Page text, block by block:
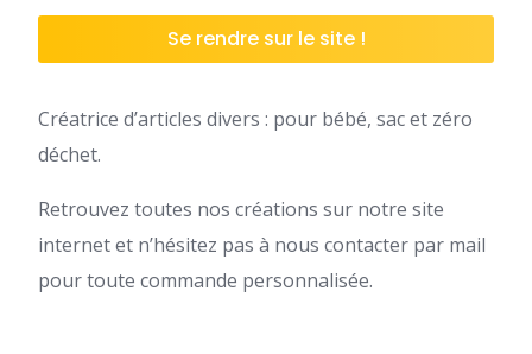
Se rendre sur le site !
Créatrice d’articles divers : pour bébé, sac et zéro
déchet.
Retrouvez toutes nos créations sur notre site
internet et n’hésitez pas à nous contacter par mail
pour toute commande personnalisée.